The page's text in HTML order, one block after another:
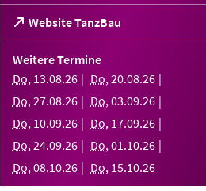
Website TanzBau
(Öffnet
in
einem
Tab)
Weitere Termine
Do, 13.08.26 Do,20.08.26
Do,27.08.26 Do,03.09.26
Do, 10.09.26 Do, 17.09.26
Do,24.09.26 Do,01.10.26
Do,08.10.26 Do, 15.10.26